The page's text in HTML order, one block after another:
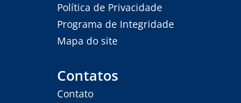
Política de Privacidade
Programa de Integridade
Mapa do site
Contatos
Contato